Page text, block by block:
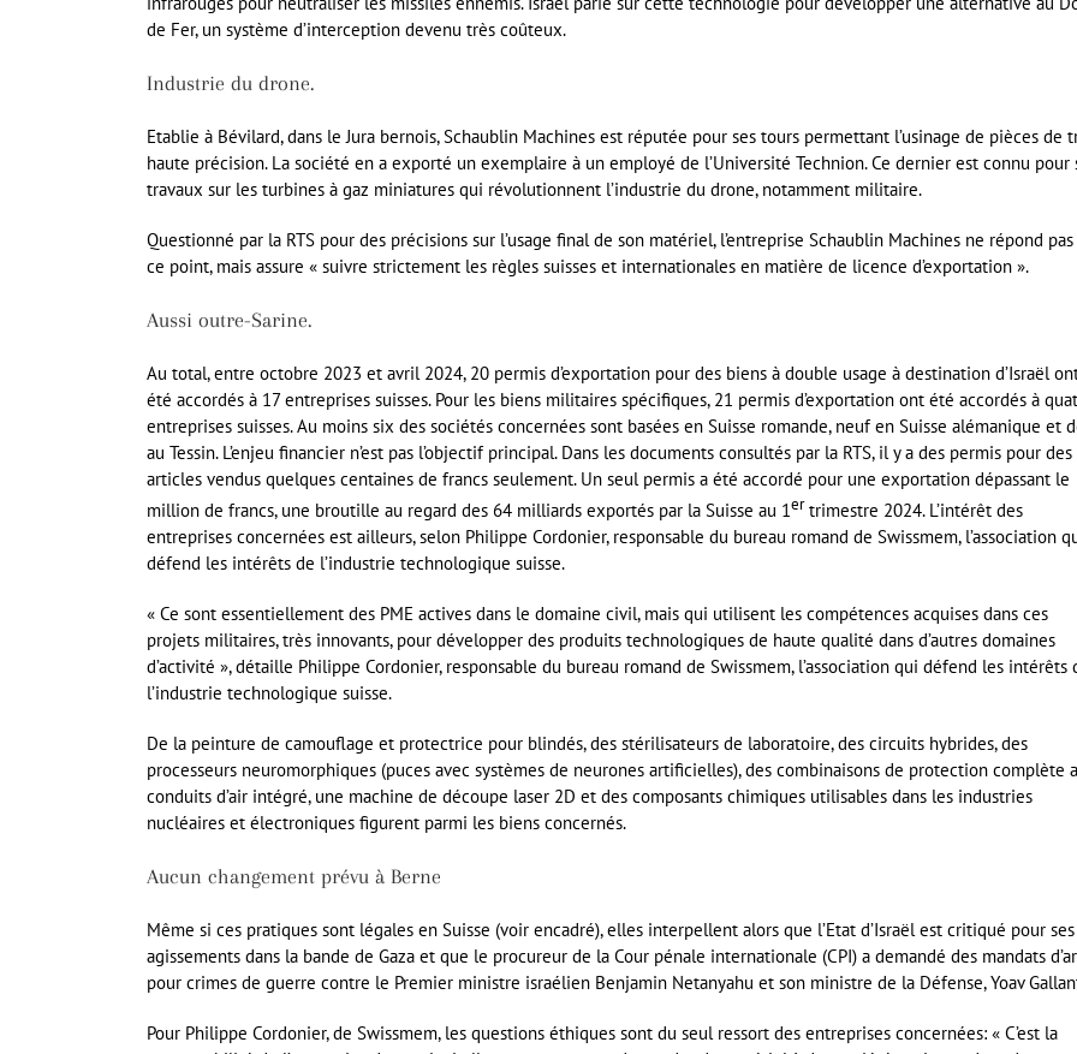
de Fer, un système d’interception devenu très coûteux.
Industrie du drone.
Etablie à Bévilard, dans le Jura bernois, Schaublin Machines est réputée pour ses tours permettant l’usinage de pièces de
haute précision. La société en a exporté un exemplaire à un employé de l’Université Technion. Ce dernier est connu pour
travaux sur les turbines à gaz miniatures qui révolutionnent l’industrie du drone, notamment militaire.
Questionné par la RTS pour des précisions sur l’usage final de son matériel, l’entreprise Schaublin Machines ne répond
ce point, mais assure « suivre strictement les règles suisses et internationales en matière de licence d’exportation ».
Aussi outre-Sarine.
Au total, entre octobre 2023 et avril 2024, 20 permis d’exportation pour des biens à double usage à destination d’Israël
été accordés à 17 entreprises suisses. Pour les biens militaires spécifiques, 21 permis d’exportation ont été accordés à
entreprises suisses. Au moins six des sociétés concernées sont basées en Suisse romande, neuf en Suisse alémanique et
au Tessin. L’enjeu financier n’est pas l’objectif principal. Dans les documents consultés par la RTS, il y a des permis pour des
articles vendus quelques centaines de francs seulement. Un seul permis a été accordé pour une exportation dépassant le
million de francs, une broutille au regard des 64 milliards exportés par la Suisse au 1ertrimestre 2024. L’intérêt des
entreprises concernées est ailleurs, selon Philippe Cordonier, responsable du bureau romand de Swissmem, l’association
défend les intérêts de l’industrie technologique suisse.
« Ce sont essentiellement des PME actives dans le domaine civil, mais qui utilisent les compétences acquises dans ces
projets militaires, très innovants, pour développer des produits technologiques de haute qualité dans d’autres domaines
d’activité », détaille Philippe Cordonier, responsable du bureau romand de Swissmem, l’association qui défend les intérêts
l’industrie technologique suisse.
De la peinture de camouflage et protectrice pour blindés, des stérilisateurs de laboratoire, des circuits hybrides, des
processeurs neuromorphiques (puces avec systèmes de neurones artificielles), des combinaisons de protection complète
conduits d’air intégré, une machine de découpe laser 2D et des composants chimiques utilisables dans les industries
nucléaires et électroniques figurent parmi les biens concernés.
Aucun changement prévu à Berne
Même si ces pratiques sont légales en Suisse (voir encadré), elles interpellent alors que l’Etat d’Israël est critiqué pour ses
agissements dans la bande de Gaza et que le procureur de la Cour pénale internationale (CPI) a demandé des mandats
pour crimes de guerre contre le Premier ministre israélien Benjamin Netanyahu et son ministre de la Défense, Yoav
Pour Philippe Cordonier, de Swissmem, les questions éthiques sont du seul ressort des entreprises concernées: « C’est la